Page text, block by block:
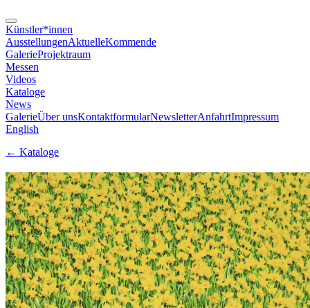
Künstler*innen
AusstellungenAktuelleKommende
GalerieProjektraum
Messen
Videos
Kataloge
News
GalerieÜber unsKontaktformularNewsletterAnfahrtImpressum
English
← Kataloge